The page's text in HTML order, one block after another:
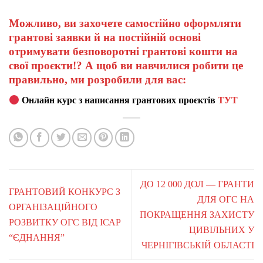
Можливо, ви захочете самостійно оформляти
грантові заявки й на постійній основі
отримувати безповоротні грантові кошти на
свої проєкти!? А щоб ви навчилися робити це
правильно, ми розробили для вас:
Онлайн курс з написання грантових проєктівТУТ
ГРАНТОВИЙ КОНКУРС З
ОРГАНІЗАЦІЙНОГО
РОЗВИТКУ ОГС ВІД ІСАР
“ЄДНАННЯ”
ДО 12 000 ДОЛ — ГРАНТИ
ДЛЯ ОГС НА
ПОКРАЩЕННЯ ЗАХИСТУ
ЦИВІЛЬНИХ У
ЧЕРНІГІВСЬКІЙ ОБЛАСТІ